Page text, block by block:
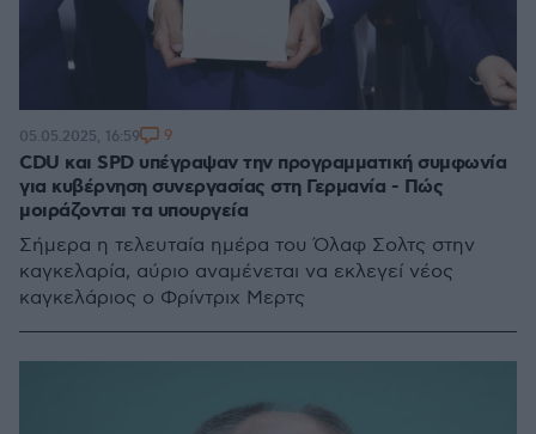
CDU και SPD υπέγραψαν την προγραμματική συμφωνία
για κυβέρνηση συνεργασίας στη Γερμανία - Πώς
μοιράζονται τα υπουργεία
Σήμερα η τελευταία ημέρα του Όλαφ Σολτς στην
καγκελαρία, αύριο αναμένεται να εκλεγεί νέος
καγκελάριος ο Φρίντριχ Μερτς
05.05.2025, 16:59 9